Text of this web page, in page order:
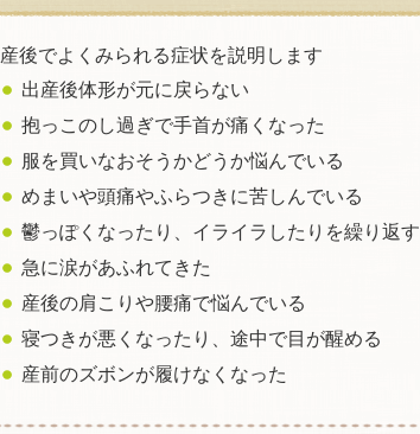
産後でよくみられる症状を説明します
出産後体形が元に戻らない
抱っこのし過ぎで手首が痛くなった
服を買いなおそうかどうか悩んでいる
めまいや頭痛やふらつきに苦しんでいる
鬱っぽくなったり、イライラしたりを繰り返す
急に涙があふれてきた
産後の肩こりや腰痛で悩んでいる
寝つきが悪くなったり、途中で目が醒める
産前のズボンが履けなくなった